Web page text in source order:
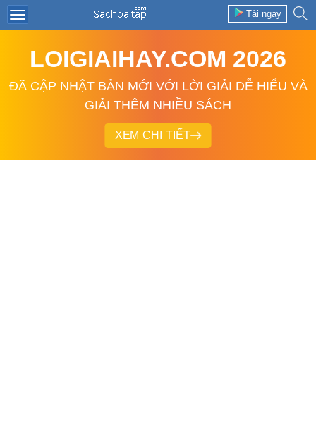
Tải ngay
LOIGIAIHAY.COM 2026
ĐÃ CẬP NHẬT BẢN MỚI VỚI LỜI GIẢI DỄ HIỂU VÀ
GIẢI THÊM NHIỀU SÁCH
XEM CHI TIẾT